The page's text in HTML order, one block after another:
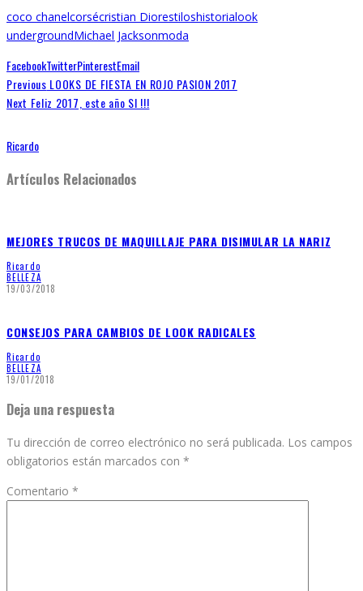
coco chanelcorsécristian Diorestiloshistorialook
undergroundMichael Jacksonmoda
FacebookTwitterPinterestEmail
Previous LOOKS DE FIESTA EN ROJO PASION 2017
Next Feliz 2017, este año SI !!!
Ricardo
Artículos Relacionados
MEJORES TRUCOS DE MAQUILLAJE PARA DISIMULAR LA NARIZ
Ricardo
BELLEZA
19/03/2018
CONSEJOS PARA CAMBIOS DE LOOK RADICALES
Ricardo
BELLEZA
19/01/2018
Deja una respuesta
Tu dirección de correo electrónico no será publicada. Los campos
obligatorios están marcados con *
Comentario *